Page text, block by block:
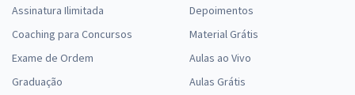
Específicos para Contador
à vista
R$24,65
Assinatura Ilimitada
Coaching para Concursos
Exame de Ordem
Graduação
Depoimentos
Material Grátis
Aulas ao Vivo
Aulas Grátis